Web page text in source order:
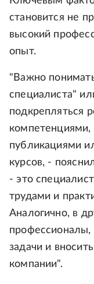
становится не
высокий
опыт.
"Важно
специалиста"
подкрепляться
публикациями
курсов, -
- это
трудами и
Аналогично, в
задачи и
компании".